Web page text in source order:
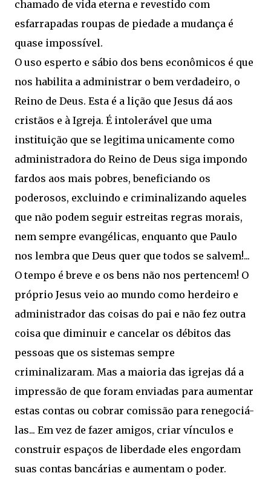
chamado de vida eterna e revestido com
esfarrapadas roupas de piedade a mudança é
quase impossível.
O uso esperto e sábio dos bens econômicos é que
nos habilita a administrar o bem verdadeiro, o
Reino de Deus. Esta é a lição que Jesus dá aos
cristãos e à Igreja. É intolerável que uma
instituição que se legitima unicamente como
administradora do Reino de Deus siga impondo
fardos aos mais pobres, beneficiando os
poderosos, excluindo e criminalizando aqueles
que não podem seguir estreitas regras morais,
nem sempre evangélicas, enquanto que Paulo
nos lembra que Deus quer que todos se salvem!...
O tempo é breve e os bens não nos pertencem! O
próprio Jesus veio ao mundo como herdeiro e
administrador das coisas do pai e não fez outra
coisa que diminuir e cancelar os débitos das
pessoas que os sistemas sempre
criminalizaram. Mas a maioria das igrejas dá a
impressão de que foram enviadas para aumentar
estas contas ou cobrar comissão para renegociá-
las... Em vez de fazer amigos, criar vínculos e
construir espaços de liberdade eles engordam
suas contas bancárias e aumentam o poder.